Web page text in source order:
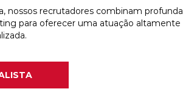
nossos recrutadores combinam profunda
para oferecer uma atuação altamente